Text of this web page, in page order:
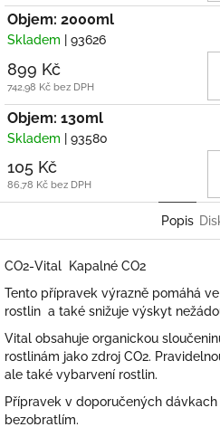
Objem: 2000ml
Skladem | 93626
899 Kč
742,98 Kč bez DPH
Objem: 130ml
Skladem | 93580
105 Kč
86,78 Kč bez DPH
Popis
CO2-Vital Kapalné CO2
Tento přípravek výrazně pomáhá
rostlin a také snižuje výskyt
Vital obsahuje organickou
rostlinám jako zdroj CO2.
ale také vybarvení rostlin.
Přípravek v doporučených
bezobratlím.